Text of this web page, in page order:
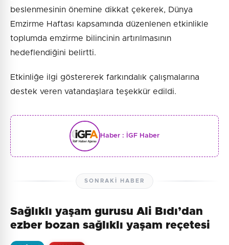
beslenmesinin önemine dikkat çekerek, Dünya
Emzirme Haftası kapsamında düzenlenen etkinlikle
toplumda emzirme bilincinin artırılmasının
hedeflendiğini belirtti.
Etkinliğe ilgi göstererek farkındalık çalışmalarına
destek veren vatandaşlara teşekkür edildi.
Haber : İGF Haber
SONRAKI HABER
Sağlıklı yaşam gurusu Ali Bıdı’dan
ezber bozan sağlıklı yaşam reçetesi